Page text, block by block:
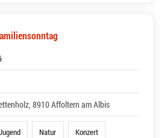
8910 Affoltern am Albis
Natur Konzert